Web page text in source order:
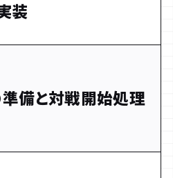
装
備と対戦開始処理